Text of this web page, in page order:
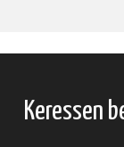
Keressen